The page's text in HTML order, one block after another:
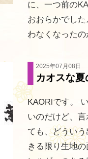
に、一つ前の
おおらかでし
わなくなった
2025年07月08日
カオスな
KAORIです。
いのだけど、
ても、どうい
きる限り生地